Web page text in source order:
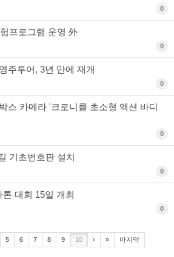
0
프로그램 운영 外
0
주투어, 3년 만에 재개
0
스 카메라 '크로니클 초소형 액션 바디
0
기초번호판 설치
0
대회 15일 개최
0
5 6 7 8 9 10 › » 마지막